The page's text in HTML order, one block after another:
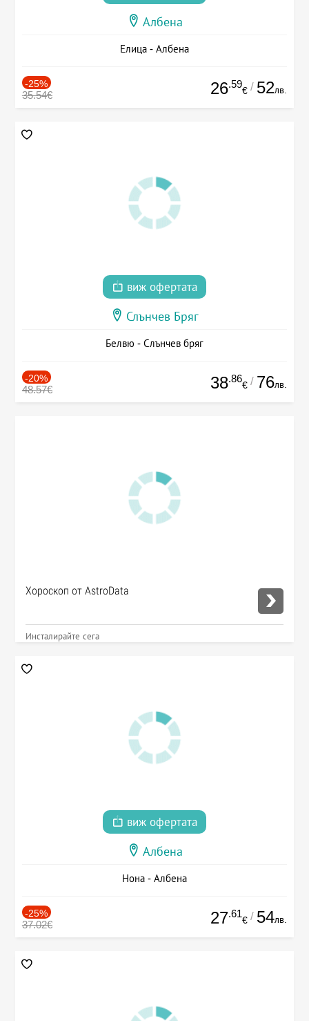
Албена
Елица - Албена
-25%
35.54€ 26.59
€ / 52лв.
виж офертата
Слънчев Бряг
Белвю - Слънчев бряг
-20%
48.57€ 38.86
€ / 76лв.
Хороскоп от AstroData
Инсталирайте сега
виж офертата
Албена
Нона - Албена
-25%
37.02€ 27.61
€ / 54лв.